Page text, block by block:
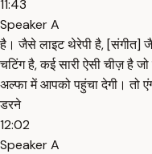
11:43
Speaker A
है। जैसे लाइट थेरेपी है, [संगीत]
चटिंग है, कई सारी ऐसी चीज़ है
अल्फा में आपको पहुंचा देगी। तो
डरने
12:02
Speaker A